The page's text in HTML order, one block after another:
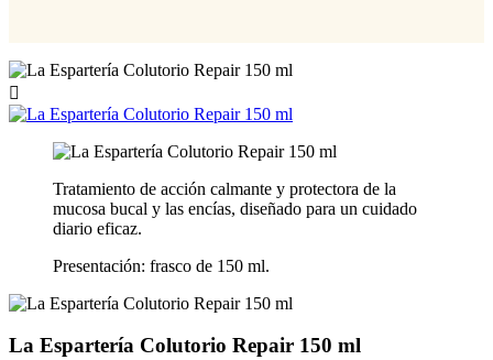

Tratamiento de acción calmante y protectora de la
mucosa bucal y las encías, diseñado para un cuidado
diario eficaz.
Presentación: frasco de 150 ml.
La Espartería Colutorio Repair 150 ml